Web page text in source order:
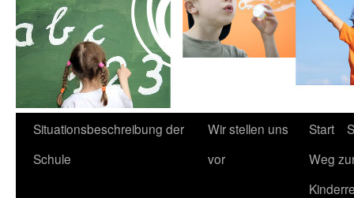
Situationsbeschreibung der
Schule
Wir stellen uns
vor
Start
Weg